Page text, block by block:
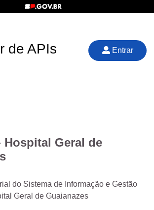
de APIs Entrar
Hospital Geral de
do Sistema de Informação e Gestão
Geral de Guaianazes